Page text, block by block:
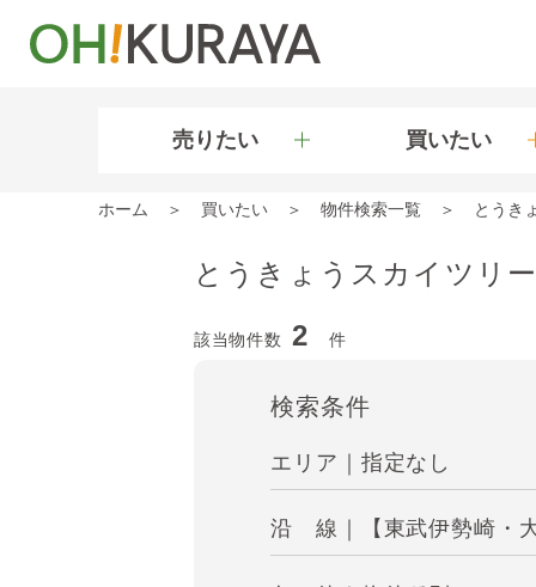
売りたい 買いたい
ホーム 買いたい 物件検索一覧 とうき
とうきょうスカイツリ
該当物件数 2 件
検索条件
エリア｜指定なし
沿 線｜【東武伊勢崎・